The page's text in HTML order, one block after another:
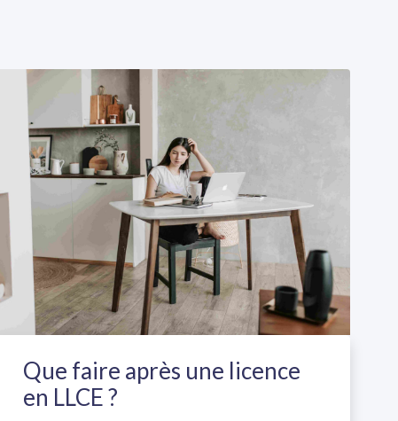
Que faire après une licence
en LLCE ?